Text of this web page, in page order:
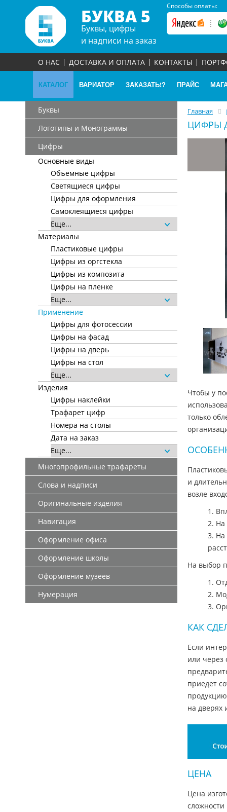
БУКВА 5
Буквы, цифры
и надписи на заказ
Способы оплаты:
О НАС ДОСТАВКА И ОПЛАТА КОНТАКТЫ
КАТАЛОГ ВАРИАТОР ЗАКАЗАТЬ!? ПРАЙС
Главная
Буквы
Логотипы и Монограммы
Цифры
Основные виды
Объемные цифры
Светящиеся цифры
Цифры для оформления
Самоклеящиеся цифры
Еще...
Материалы
Пластиковые цифры
Цифры из оргстекла
Цифры из композита
Цифры на пленке
Еще...
Применение
Цифры для фотосессии
Цифры на фасад
Цифры на дверь
Цифры на стол
Еще...
Изделия
Цифры наклейки
Трафарет цифр
Номера на столы
Дата на заказ
Еще...
Многопрофильные трафареты
Слова и надписи
Оригинальные изделия
Навигация
Оформление офиса
Оформление школы
Оформление музеев
Нумерация
ЦИФРЫ
Чтобы у
только
и
возле
1.
2. На
3. На
На выбор
1.
2.
3.
КАК
Если
или
приедет
продукцию
на дверях
ЦЕНА
Цена